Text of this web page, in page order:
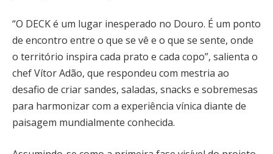
“O DECK é um lugar inesperado no Douro. É um ponto
de encontro entre o que se vê e o que se sente, onde
o território inspira cada prato e cada copo”, salienta o
chef Vítor Adão, que respondeu com mestria ao
desafio de criar sandes, saladas, snacks e sobremesas
para harmonizar com a experiência vínica diante de
paisagem mundialmente conhecida.